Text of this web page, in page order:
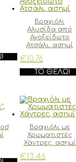
Βραχιόλι
Αλυσίδα από
Ανοξείδωτο
Ατσάλι, ασημί
€10.76
ΤΟ ΘΈΛΩ!
Βραχιόλι με
Χρωματιστές
Χάντρες, ασημί
€13.46